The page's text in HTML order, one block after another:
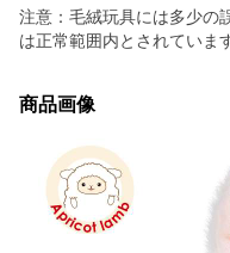
注意：毛絨玩具には多少の
は正常範囲内とされていま
商品画像